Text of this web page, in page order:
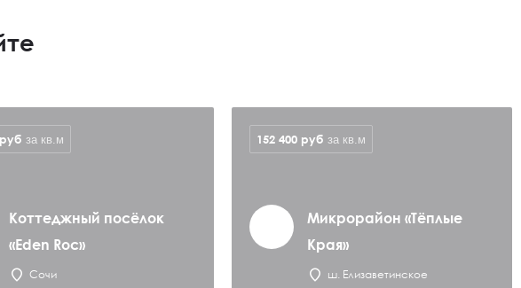
Коттеджный посёлок
«Eden Roc»
Сочи
руб за кв.м
Микрорайон «Тёплые
Края»
ш. Елизаветинское
152 400 руб за кв.м